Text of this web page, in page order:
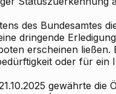
des Bundesamtes
dringende
erscheinen ließen.
oder für ein
gewährte die